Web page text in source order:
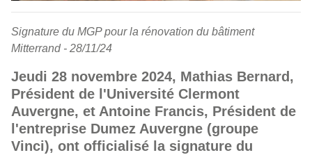
Signature du MGP pour la rénovation du bâtiment
Mitterrand - 28/11/24
Jeudi 28 novembre 2024, Mathias Bernard,
Président de l'Université Clermont
Auvergne, et Antoine Francis, Président de
l'entreprise Dumez Auvergne (groupe
Vinci), ont officialisé la signature du